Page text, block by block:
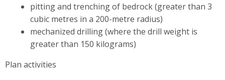
pitting and trenching of bedrock (greater than 3
cubic metres in a 200-metre radius)
mechanized drilling (where the drill weight is
greater than 150 kilograms)
Plan activities